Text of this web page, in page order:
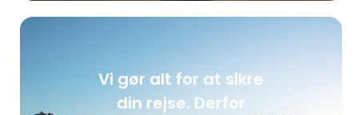
Vi gør alt for at sikre
din rejse. Derfor